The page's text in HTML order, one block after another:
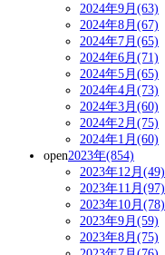
2024年9月(63)
2024年8月(67)
2024年7月(65)
2024年6月(71)
2024年5月(65)
2024年4月(73)
2024年3月(60)
2024年2月(75)
2024年1月(60)
open2023年(854)
2023年12月(49)
2023年11月(97)
2023年10月(78)
2023年9月(59)
2023年8月(75)